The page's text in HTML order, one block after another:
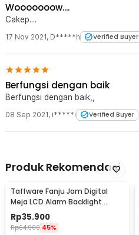
Wooooooow....
Cakep....
17 Nov 2021, D*****h Verified Buyer
Berfungsi dengan baik
Berfungsi dengan baik,,
08 Sep 2021, i*****i Verified Buyer
Produk Rekomendasi
Taffware Fanju Jam Digital
Meja LCD Alarm Backlight
Sensor Suhu - JP9901
Rp35.900
Rp64.900 45%